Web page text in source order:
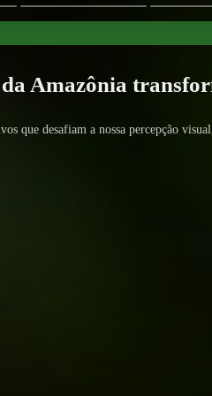
Amazônia
que desafiam a nossa percepção